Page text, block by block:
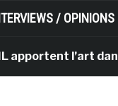
/ OPINIONS
l’art dans